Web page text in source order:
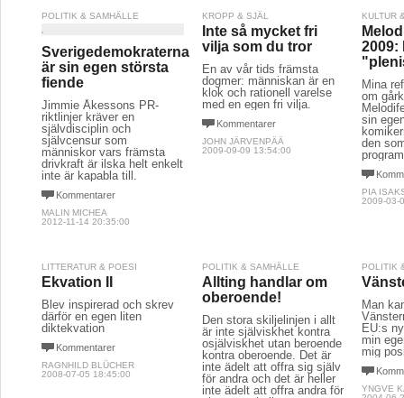
POLITIK & SAMHÄLLE
Sverigedemokraterna
är sin egen största
fiende
Jimmie Åkessons PR-
riktlinjer kräver en
självdisciplin och
självcensur som
människor vars främsta
drivkraft är ilska helt enkelt
inte är kapabla till.
Kommentarer
MALIN MICHEA
2012-11-14 20:35:00
KROPP & SJÄL
Inte så mycket fri
vilja som du tror
En av vår tids främsta
dogmer: människan är en
klok och rationell varelse
med en egen fri vilja.
Kommentarer
JOHN JÄRVENPÄÄ
2009-09-09 13:54:00
KULTUR
2009:
Mina
om
sin
den
PIA
2009-03-
LITTERATUR & POESI
Ekvation II
Blev inspirerad och skrev
därför en egen liten
diktekvation
Kommentarer
RAGNHILD BLÜCHER
2008-07-05 18:45:00
POLITIK & SAMHÄLLE
Allting handlar om
oberoende!
Den stora skiljelinjen i allt
är inte själviskhet kontra
osjälviskhet utan beroende
kontra oberoende. Det är
inte ädelt att offra sig själv
för andra och det är heller
inte ädelt att offra andra för
POLITIK
Man
EU:s
min
mig
YNGVE